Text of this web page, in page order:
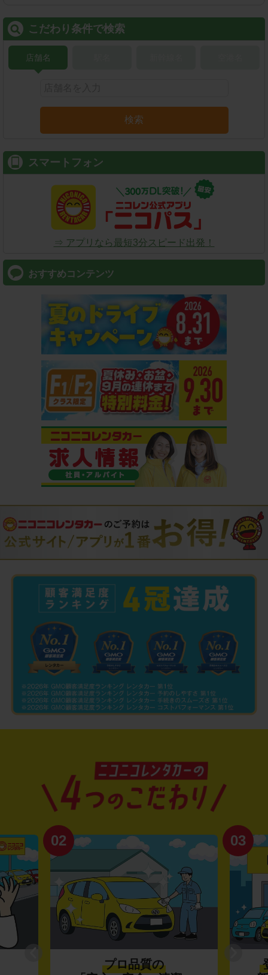
こだわり条件で検索
店舗名
検索
スマートフォン
⇒ アプリなら最短3分スピード出発！
おすすめコンテンツ
02
プロ品質の
03